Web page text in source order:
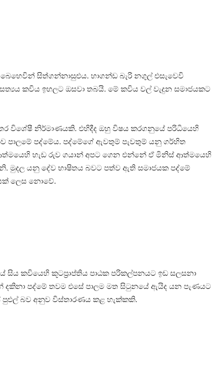
සිත්ගන්නාසුළුය. හාගන්ඩ බැරි නගුල් එසැවෙවි
කවිය ඉහලට ඔසවා තබයි. මේ කවිය වල් වැදුන සමාජයකට
විශේෂී නිර්මාණයකි. එහිදීද ඔහු විෂය කරගනුයේ පරිධියෙහි
පද්මේය. පද්මේගේ ඇවතුම් පැවතුම් යනු ගර්හිත
හැඩ රුව ගයාන් අපට ගෙන එන්නේ ඒ මිනිස් ආත්මයෙහි
මුදල යනු දේව භාෂිතය බවට පත්ව ඇති සමාජයක පද්මේ
ලෙස නොවේ.
කවියෙහි කූටප්‍රාප්තිය පාඨක පරිකල්පනයට ඉඩ සලසනා
දකිනා පද්මේ තවම එසේ පාලම මත සිටුනයේ ඇයිද යන පැණයට
පුළුල් බව අනුව විස්තාරණය කළ හැක්කකි.